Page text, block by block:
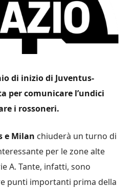
di inizio di Juventus-
per comunicare l’undici
i rossoneri.
e Milan chiuderà un turno di
per le zone alte
A. Tante, infatti, sono
punti importanti prima della